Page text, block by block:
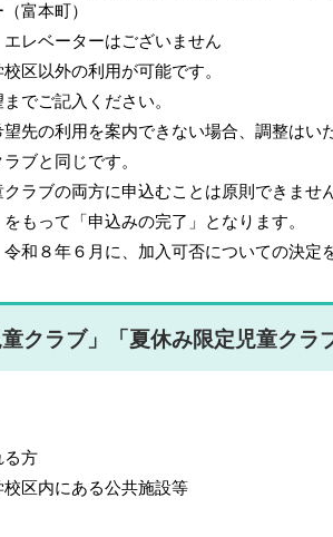
富本町）
レベーターはございません
区以外の利用が可能です。
でご記入ください。
先の利用を案内できない場合、調整はい
ブと同じです。
ラブの両方に申込むことは原則できません
をもって「申込みの完了」となります。
令和８年６月に、加入可否についての決定
ラブ」「夏休み限定児童クラ
方
区内にある公共施設等